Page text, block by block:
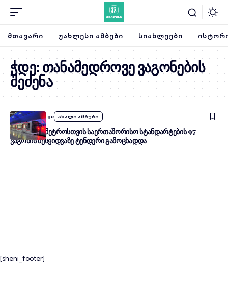
ᲛᲗᲐᲕᲐᲠᲘ ᲣᲐᲮᲚᲔᲡᲘ ᲐᲛᲑᲔᲑᲘ ᲡᲘᲐᲮᲚᲔᲔᲑᲘ
ჭდე:თანამედროვე ვაგონების
შეძენა
BySheniTbilisi.ge ახალი ამბები
თბილისის მეტროსთვის საერთაშორისო სტანდარტების 97
ვაგონის შესყიდვაზე ტენდერი გამოცხადდა
[sheni_footer]